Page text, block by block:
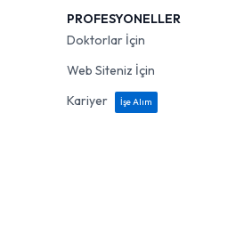
PROFESYONELLER
Doktorlar İçin
Web Siteniz İçin
Kariyer
İşe Alım